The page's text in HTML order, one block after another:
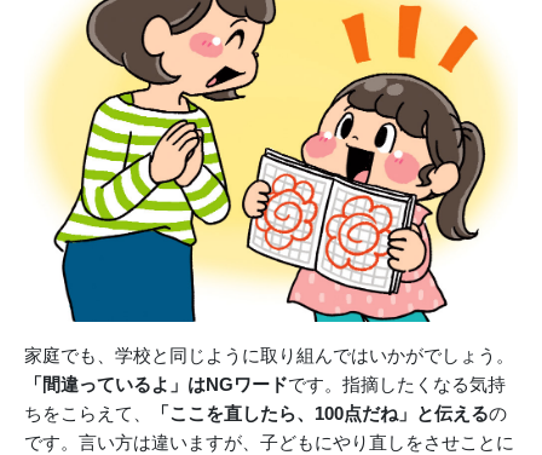
家庭でも、学校と同じように取り組んではいかがでしょう。
「間違っているよ」はNGワードです。指摘したくなる気持
ちをこらえて、
「ここを直したら、100点だね」と伝えるの
です。言い方は違いますが、子どもにやり直しをさせことに